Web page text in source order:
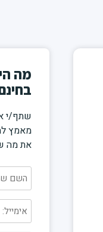
מה
שתף/י
מאמץ
את מה